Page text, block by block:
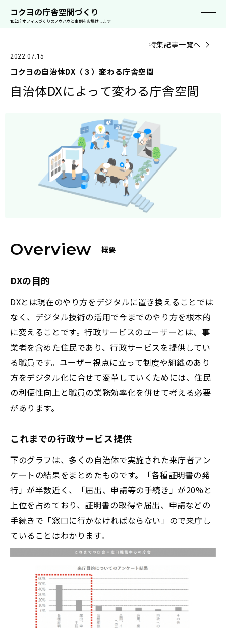
例 ョン
ィス
ー
って!?
コクヨの庁舎空間づくり
官公庁オフィスづくりのノウハウと事例をお届けします
特集記事一覧へ
2022.07.15
コクヨの自治体DX（３）変わる庁舎空間
自治体DXによって変わる庁舎空間
Overview 概要
DXの目的
DXとは現在のやり方をデジタルに置き換えることでは
なく、デジタル技術の活用で今までのやり方を根本的
に変えることです。行政サービスのユーザーとは、事
業者を含めた住民であり、行政サービスを提供してい
る職員です。ユーザー視点に立って制度や組織のあり
方をデジタル化に合せて変革していくためには、住民
の利便性向上と職員の業務効率化を併せて考える必要
があります。
これまでの行政サービス提供
下のグラフは、多くの自治体で実施された来庁者アン
ケートの結果をまとめたものです。「各種証明書の発
行」が半数近く、「届出、申請等の手続き」が20%と
上位を占めており、証明書の取得や届出、申請などの
手続きで「窓口に行かなければならない」ので来庁し
ていることはわかります。